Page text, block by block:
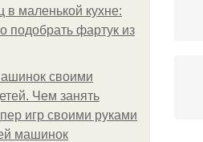
в маленькой кухне:
подобрать фартук из
своими
Чем занять
игр своими руками
машинок